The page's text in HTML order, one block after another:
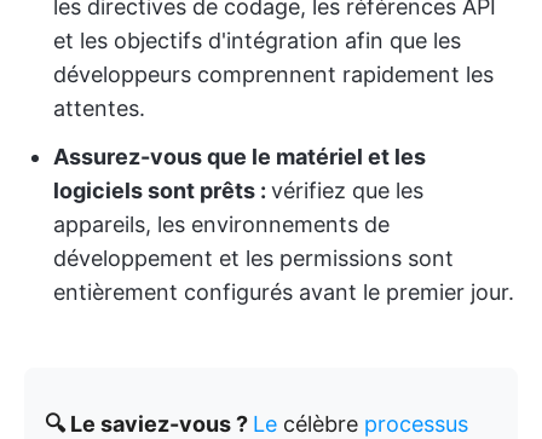
les directives de codage, les références API
et les objectifs d'intégration afin que les
développeurs comprennent rapidement les
attentes.
Assurez-vous que le matériel et les
logiciels sont prêts : vérifiez que les
appareils, les environnements de
développement et les permissions sont
entièrement configurés avant le premier jour.
🔍 Le saviez-vous ? Le célèbre processus